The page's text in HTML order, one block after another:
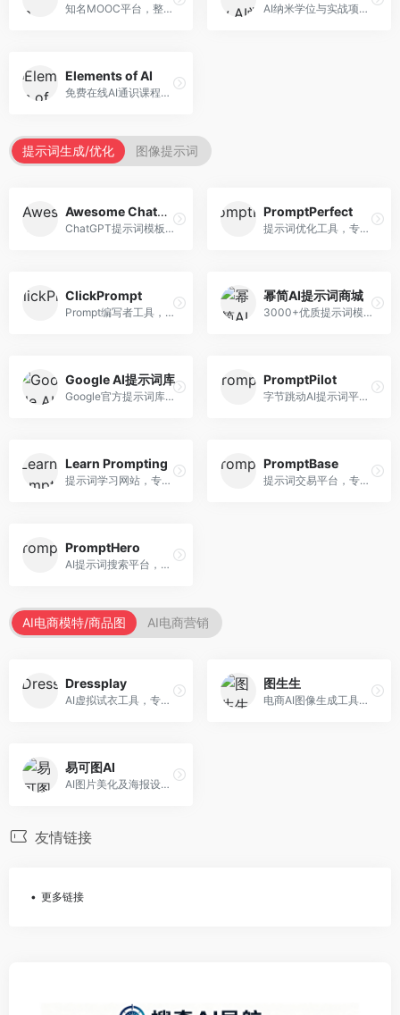
知名MOOC平台，整合全球顶尖大学课程资源。面向学习者，提供AI、机器学习、深度学习等课程，证书认可度高，课程质量专业。 AI纳米学位与实战项目平台，专注于职业导向学习。面向AI从业者，提供机器学习、深度学习、计算机视觉等纳米学位，项目实战性强。
Elements of AI
免费在线AI通识课程，专注于AI基础知识普及。面向普通大众，提供AI概念、原理、应用等入门知识，语言通俗易懂。
提示词生成/优化 图像提示词
Awesome ChatGPT Prompts
ChatGPT提示词模板库，专注于实用提示词收集。面向ChatGPT用户，提供提示词模板、使用场景、效果展示等资源，模板实用性强。
PromptPerfect
提示词优化工具，专注于提示词质量提升。面向AI用户，提供提示词优化、效果测试、版本对比等服务，提示词优化专业。
ClickPrompt
Prompt编写者工具，专注于提示词创作辅助。面向提示词创作者，提供提示词编辑、测试、分享等服务，创作工具完善。
幂简AI提示词商城
3000+优质提示词模板平台，专注于中文提示词。面向中文AI用户，提供提示词模板、分类检索、一键使用等服务，中文提示词丰富。
Google AI提示词库
Google官方提示词库，专注于Gemini模型优化。面向开发者，提供官方提示词指南、最佳实践、示例代码等资源，权威性强。
PromptPilot
字节跳动AI提示词平台，专注于提示词优化与管理。面向AI用户，提供提示词优化、效果测试、团队协作等服务，企业级功能完善。
Learn Prompting
提示词学习网站，专注于提示词工程教育。面向AI学习者，提供提示词教程、最佳实践、案例研究等资源，教学内容系统。
PromptBase
提示词交易平台，专注于高质量提示词买卖。面向AI创作者，提供提示词交易、模板购买、创作者收益等服务，提示词质量高。
PromptHero
AI提示词搜索平台，整合多种AI工具提示词资源。面向AI创作者，提供提示词搜索、模板库、社区分享等服务，提示词资源丰富。
AI电商模特/商品图 AI电商营销
Dressplay
AI虚拟试衣工具，专注于服装电商体验。面向服装电商，提供虚拟试穿、尺码推荐、穿搭建议等服务，试衣体验真实。
图生生
电商AI图像生成工具，专注于商品图创作。面向电商卖家，提供商品图生成、背景替换、批量处理等服务，商品图质量高。
易可图AI
AI图片美化及海报设计平台，专注于电商视觉设计。面向电商卖家，提供图片美化、海报设计、营销素材等服务，设计效率高。
友情链接
更多链接